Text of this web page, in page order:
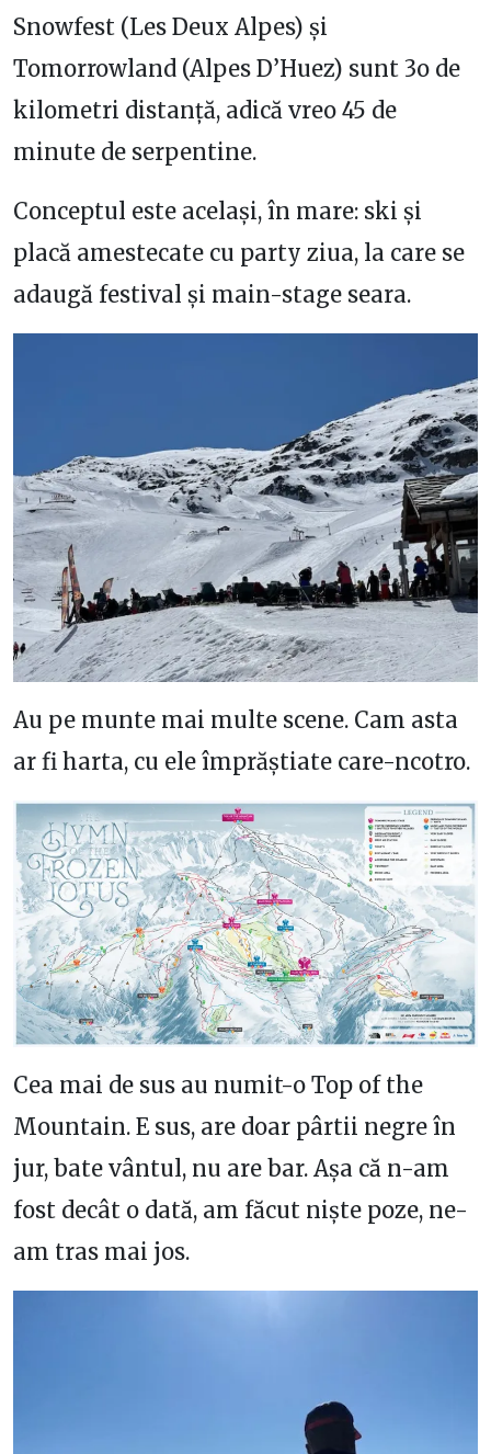
Snowfest (Les Deux Alpes) și
Tomorrowland (Alpes D’Huez) sunt 3o de
kilometri distanță, adică vreo 45 de
minute de serpentine.
Conceptul este același, în mare: ski și
placă amestecate cu party ziua, la care se
adaugă festival și main-stage seara.
Au pe munte mai multe scene. Cam asta
ar fi harta, cu ele împrăștiate care-ncotro.
Cea mai de sus au numit-o Top of the
Mountain. E sus, are doar pârtii negre în
jur, bate vântul, nu are bar. Așa că n-am
fost decât o dată, am făcut niște poze, ne-
am tras mai jos.